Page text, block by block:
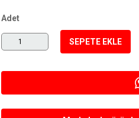
Adet
SEPETE EKLE